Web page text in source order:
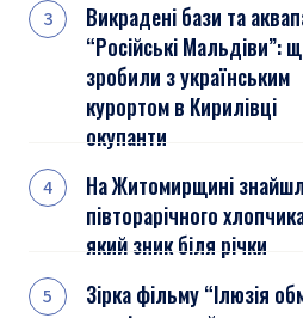
Викрадені бази та
“Російські Мальдіви”:
зробили з українським
курортом в Кирилівці
окупанти
На Житомирщині
півторарічного
який зник біля річки
Зірка фільму “Ілюзія